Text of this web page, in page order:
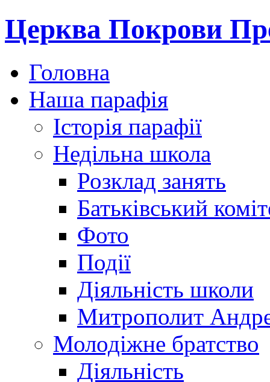
Церква Покрови
Головна
Наша парафія
Історія парафії
Недільна школа
Розклад занять
Батьківський
Фото
Події
Діяльність школи
Митрополит
Молодіжне братство
Діяльність